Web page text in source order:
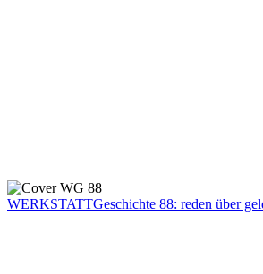
WERKSTATTGeschichte 88: reden über